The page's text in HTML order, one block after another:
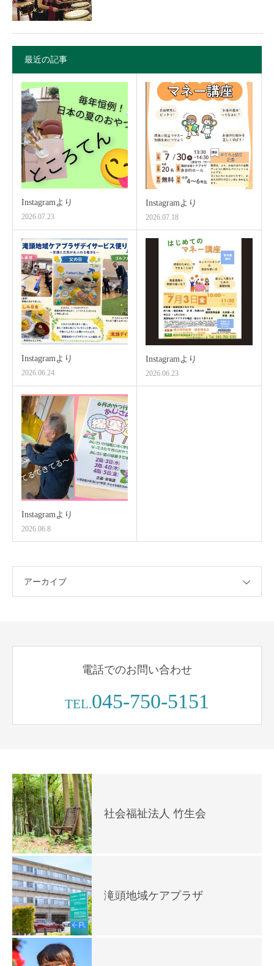
最近の記事
Instagramより
2026.07.23
Instagramより
2026.07.18
Instagramより
2026.06.24
Instagramより
2026.06.23
Instagramより
2026.06.8
アーカイブ
電話でのお問い合わせ
TEL.045-750-5151
社会福祉法人 竹生会
滝頭地域ケアプラザ